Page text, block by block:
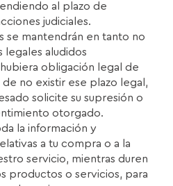
al plazo de
judiciales.
se mantendrán en tanto no
legales aludidos
obligación legal de
no existir ese plazo legal,
solicite su supresión o
otorgado.
la información y
a tu compra o a la
servicio, mientras duren
productos o servicios, para